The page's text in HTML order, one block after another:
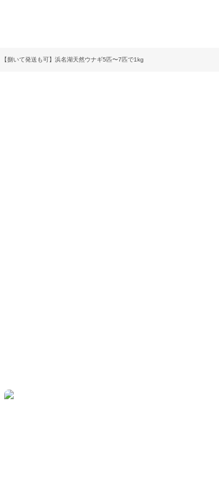
【捌いて発送も可】浜名湖天然ウナギ5匹〜7匹で1kg